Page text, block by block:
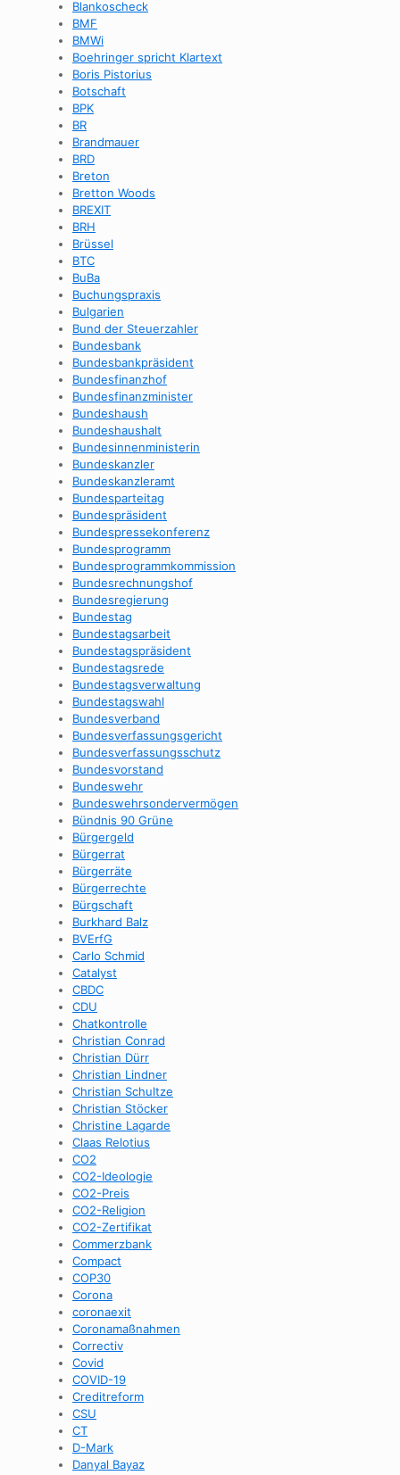
Blankoscheck
BMF
BMWi
Boehringer spricht Klartext
Boris Pistorius
Botschaft
BPK
BR
Brandmauer
BRD
Breton
Bretton Woods
BREXIT
BRH
Brüssel
BTC
BuBa
Buchungspraxis
Bulgarien
Bund der Steuerzahler
Bundesbank
Bundesbankpräsident
Bundesfinanzhof
Bundesfinanzminister
Bundeshaush
Bundeshaushalt
Bundesinnenministerin
Bundeskanzler
Bundeskanzleramt
Bundesparteitag
Bundespräsident
Bundespressekonferenz
Bundesprogramm
Bundesprogrammkommission
Bundesrechnungshof
Bundesregierung
Bundestag
Bundestagsarbeit
Bundestagspräsident
Bundestagsrede
Bundestagsverwaltung
Bundestagswahl
Bundesverband
Bundesverfassungsgericht
Bundesverfassungsschutz
Bundesvorstand
Bundeswehr
Bundeswehrsondervermögen
Bündnis 90 Grüne
Bürgergeld
Bürgerrat
Bürgerräte
Bürgerrechte
Bürgschaft
Burkhard Balz
BVErfG
Carlo Schmid
Catalyst
CBDC
CDU
Chatkontrolle
Christian Conrad
Christian Dürr
Christian Lindner
Christian Schultze
Christian Stöcker
Christine Lagarde
Claas Relotius
CO2
CO2-Ideologie
CO2-Preis
CO2-Religion
CO2-Zertifikat
Commerzbank
Compact
COP30
Corona
coronaexit
Coronamaßnahmen
Correctiv
Covid
COVID-19
Creditreform
CSU
CT
D-Mark
Danyal Bayaz